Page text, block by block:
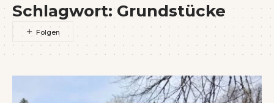
Schlagwort:Grundstücke